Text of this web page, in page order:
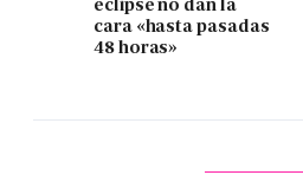
cara «hasta pasadas
48 horas»